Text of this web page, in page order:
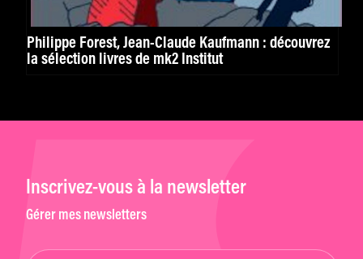
Philippe Forest, Jean-Claude Kaufmann : découvrez
la sélection livres de mk2 Institut
Inscrivez-vous à la newsletter
Gérer mes newsletters